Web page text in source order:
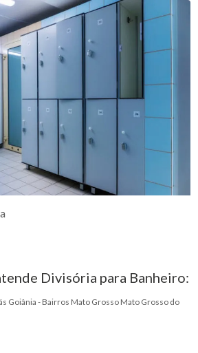
Divisória para Banheiro:
Goiânia - Bairros Mato Grosso Mato Grosso do